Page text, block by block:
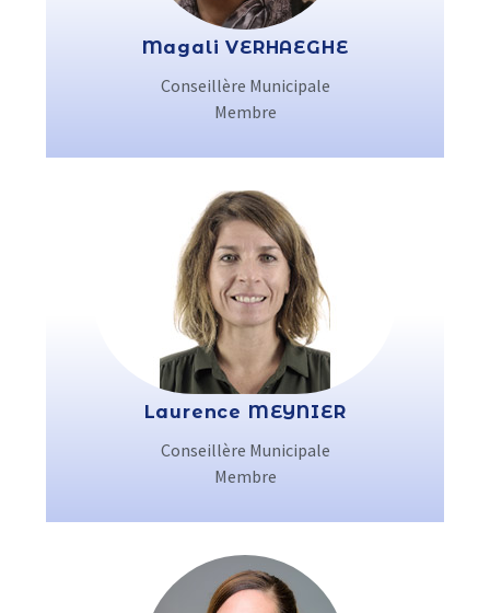
Magali VERHAEGHE
Conseillère Municipale
Membre
Laurence MEYNIER
Conseillère Municipale
Membre